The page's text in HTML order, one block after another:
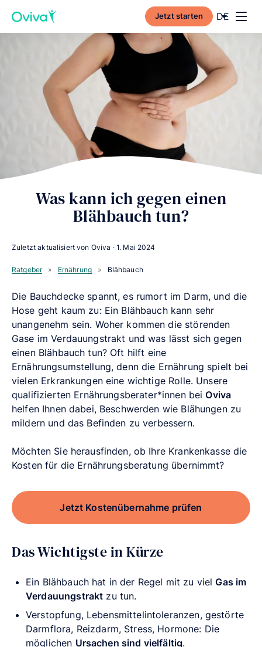
Jetzt starten Current
DE
Was kann ich gegen einen
Blähbauch tun?
Zuletzt aktualisiert von Oviva · 1. Mai 2024
Ratgeber » Ernährung » Blähbauch
Die Bauchdecke spannt, es rumort im Darm, und die
Hose geht kaum zu: Ein Blähbauch kann sehr
unangenehm sein. Woher kommen die störenden
Gase im Verdauungstrakt und was lässt sich gegen
einen Blähbauch tun? Oft hilft eine
Ernährungsumstellung, denn die Ernährung spielt bei
vielen Erkrankungen eine wichtige Rolle. Unsere
qualifizierten Ernährungsberater*innen beiOviva
helfen Ihnen dabei, Beschwerden wie Blähungen zu
mildern und das Befinden zu verbessern.
Möchten Sie herausfinden, ob Ihre Krankenkasse die
Kosten für die Ernährungsberatung übernimmt?
Jetzt Kostenübernahme prüfen
Das Wichtigste in Kürze
Ein Blähbauch hat in der Regel mit zu vielGas im
Verdauungstrakt zu tun.
Verstopfung, Lebensmittelintoleranzen, gestörte
Darmflora, Reizdarm, Stress, Hormone: Die
möglichen Ursachen sind vielfältig.